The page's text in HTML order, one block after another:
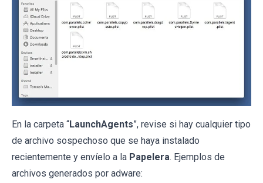
En la carpeta “LaunchAgents”, revise si hay cualquier tipo
de archivo sospechoso que se haya instalado
recientemente y envíelo a la Papelera. Ejemplos de
archivos generados por adware: